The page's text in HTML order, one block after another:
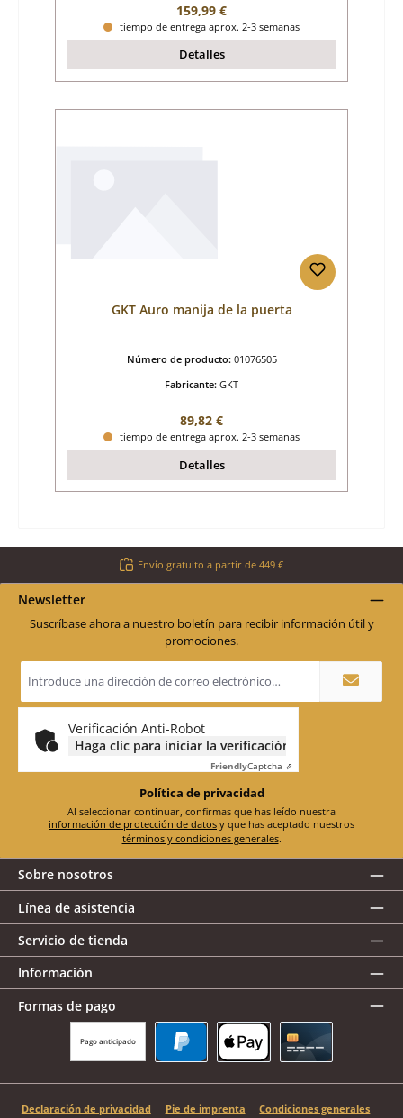
Precio normal:
159,99 €
tiempo de entrega aprox. 2-3 semanas
Detalles
GKT Auro manija de la puerta
Número de producto: 01076505
Fabricante: GKT
Precio normal:
89,82 €
tiempo de entrega aprox. 2-3 semanas
Detalles
Envío gratuito a partir de 449 €
Newsletter
Suscríbase ahora a nuestro boletín para recibir información útil y
promociones.
de
electrónico
Verificación Anti-Robot
Haga clic para iniciar la verificación
FriendlyCaptcha ⇗
Política de privacidad
información de protección de datos
términos y condiciones generales.
Sobre nosotros
Línea de asistencia
Servicio de tienda
Información
Formas de pago
Pago anticipado
Declaración de privacidad Pie de imprenta
Condiciones generales